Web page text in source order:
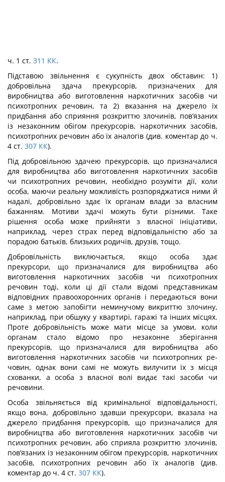
ч. 1 ст. 311 КК.
Підставою звільнення є сукупність двох обставин: 1)
добровільна здача прекур­сорів, призначених для
виробництва або виготовлення наркотичних засобів чи
пси­хотропних речовин, та 2) вказання на джерело їх
придбання або сприяння розкриттю злочинів, пов’язаних
із незаконним обігом прекурсорів, наркотичних засобів,
психо­тропних речовин або їх аналогів (див. коментар до ч.
4 ст. 307 КК).
Під добровільною здачею прекурсорів, що призначалися
для виробництва або ви­готовлення наркотичних засобів
чи психотропних речовин, необхідно розуміти дії, коли
особа, маючи реальну можливість розпоряджатися ними й
надалі, добровільно здає їх органам влади за власним
бажанням. Мотиви здачі можуть бути різними. Таке
рішення особа може прийняти з власної ініціативи,
наприклад, через страх перед від­повідальністю або за
порадою батьків, близьких родичів, друзів, тощо.
Добровільність виключається, якщо особа здає
прекурсори, що призначалися для виробництва або
виготовлення наркотичних засобів чи психотропних
речовин тоді, коли ці дії стали відомі представникам
відповідних правоохоронних органів і переда­ються вони
саме з метою запобігти неминучому викриттю злочину,
наприклад, при обшуку у квартирі, гаражі та інших місцях.
Проте добровільність може мати місце за умови, коли
органам стало відомо про незаконне зберігання
прекурсорів, що призна­чалися для виробництва або
виготовлення наркотичних засобів чи психотропних ре­
човин, однак вони самі не можуть вилучити їх з місця
схованки, а особа з власної волі видає такі засоби чи
речовини.
Особа звільняється від кримінальної відповідальності,
якщо вона, добровільно здавши прекурсори, вказала на
джерело придбання прекурсорів, що призначалися для
виробництва або виготовлення наркотичних засобів чи
психотропних речовин, або сприяла розкриттю злочинів,
пов’язаних із незаконним обігом прекурсорів, наркотичних
засобів, психотропних речовин або їх аналогів (див.
коментар до ч. 4 ст. 307 КК).